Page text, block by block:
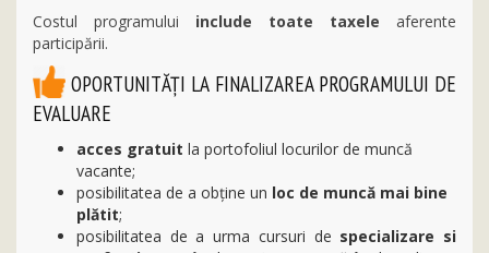
Costul programului include toate taxele aferente
participării.
OPORTUNITĂŢI LA FINALIZAREA PROGRAMULUI DE
EVALUARE
acces gratuit la portofoliul locurilor de muncă
vacante;
posibilitatea de a obține un loc de muncă mai bine
plătit;
posibilitatea de a urma cursuri de specializare si